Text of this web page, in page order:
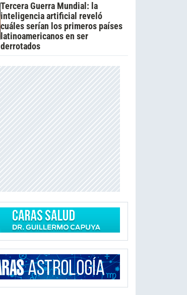
Tercera Guerra Mundial: la
inteligencia artificial reveló
cuáles serían los primeros países
latinoamericanos en ser
derrotados